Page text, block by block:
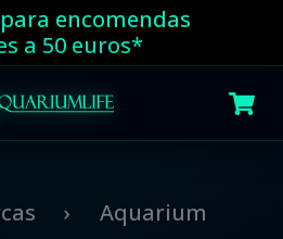
encomendas
a 50 euros*
Aquarium